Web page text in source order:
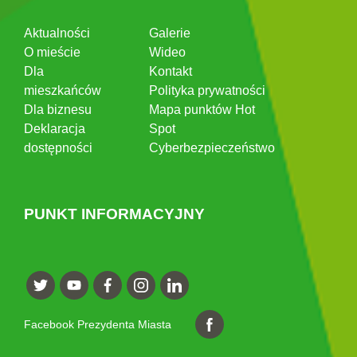
Aktualności
O mieście
Dla
mieszkańców
Dla biznesu
Deklaracja
dostępności
Galerie
Wideo
Kontakt
Polityka prywatności
Mapa punktów Hot
Spot
Cyberbezpieczeństwo
PUNKT INFORMACYJNY
Facebook Prezydenta Miasta